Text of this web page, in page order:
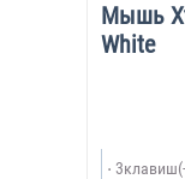
Мышь
White